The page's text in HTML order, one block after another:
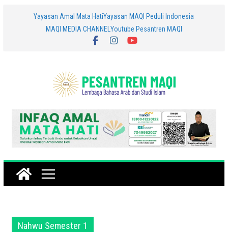
Yayasan Amal Mata HatiYayasan MAQI Peduli Indonesia
MAQI MEDIA CHANNEL Youtube Pesantren MAQI
Nahwu Semester 1